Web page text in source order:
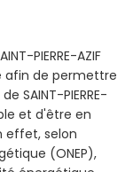
PIERRE-AZIF
afin de permettre
SAINT-PIERRE-
et d'être en
effet, selon
(ONEP),